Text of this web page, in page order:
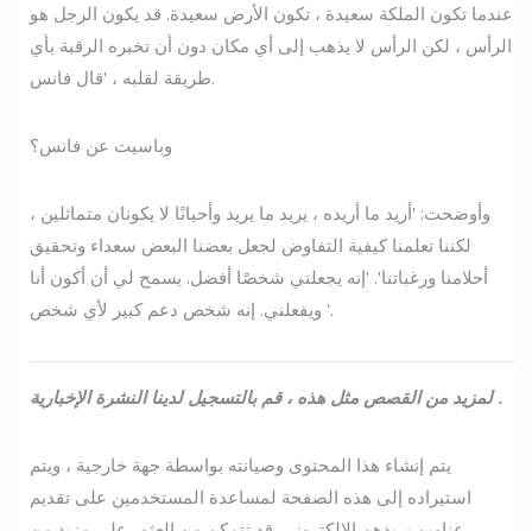
عندما تكون الملكة سعيدة ، تكون الأرض سعيدة. قد يكون الرجل هو
الرأس ، لكن الرأس لا يذهب إلى أي مكان دون أن تخبره الرقبة بأي
طريقة لقلبه ، 'قال فانس.
وباسيت عن فانس؟
وأوضحت: 'أريد ما أريده ، يريد ما يريد وأحيانًا لا يكونان متماثلين ،
لكننا تعلمنا كيفية التفاوض لجعل بعضنا البعض سعداء وتحقيق
أحلامنا ورغباتنا'. 'إنه يجعلني شخصًا أفضل. يسمح لي أن أكون أنا
ويفعلني. إنه شخص دعم كبير لأي شخص '.
لمزيد من القصص مثل هذه ،قم بالتسجيل لدينا النشرة الإخبارية .
يتم إنشاء هذا المحتوى وصيانته بواسطة جهة خارجية ، ويتم
استيراده إلى هذه الصفحة لمساعدة المستخدمين على تقديم